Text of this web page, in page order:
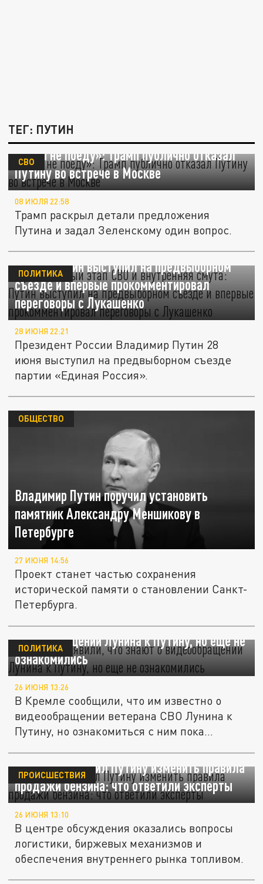
ТЕГ: ПУТИН
«Туда не поеду»: Трамп публично отказал
Путину во встрече в Москве
СВО
08 ИЮЛЯ 22:58
Трамп раскрыл детали предложения
Путина и задал Зеленскому один вопрос.
Судьбоносный этап СВО и внутренняя
смута: Путин выступил на предвыборном
съезде и впервые прокомментировал
переговоры с Лукашенко
ПОЛИТИКА
28 ИЮНЯ 22:21
Президент России Владимир Путин 28
июня выступил на предвыборном съезде
партии «Единая Россия».
Владимир Путин поручил установить
памятник Александру Меншикову в
Петербурге
ОБЩЕСТВО
27 ИЮНЯ 14:56
Проект станет частью сохранения
исторической памяти о становлении Санкт-
Петербурга.
В Кремле заявили, что знают о
видеообращении Лунина к Путину, но еще не
ознакомились
ПОЛИТИКА
26 ИЮНЯ 13:26
В Кремле сообщили, что им известно о
видеообращении ветерана СВО Лунина к
Путину, но ознакомиться с ним пока...
Сечин предложил Путину изменить правила
продажи бензина: что ответили эксперты
ПРОИСШЕСТВИЯ
26 ИЮНЯ 13:10
В центре обсуждения оказались вопросы
логистики, биржевых механизмов и
обеспечения внутреннего рынка топливом.